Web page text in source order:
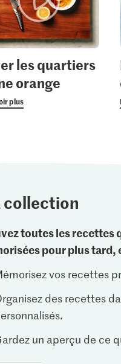
les quartiers
orange
plus
collection
toutes les recettes
pour plus tard,
vos recettes
des recettes
un aperçu de ce